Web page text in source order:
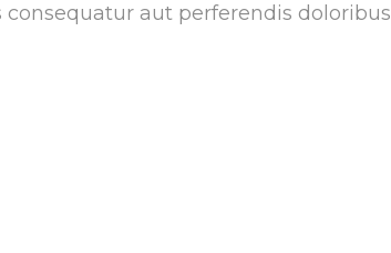
aut perferendis doloribus